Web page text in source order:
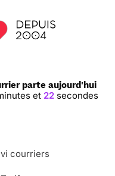
parte aujourd'hui
et 22 secondes
courriers